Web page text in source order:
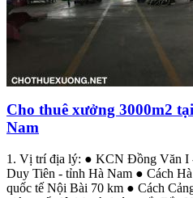
Cho thuê xưởng 3000m2
Nam
1. Vị trí địa lý: ● KCN Đồng Văn I
Duy Tiên - tỉnh Hà Nam ● Cách
quốc tế Nội Bài 70 km ● Cách